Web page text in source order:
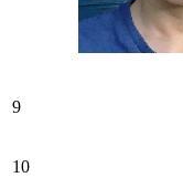
9
10